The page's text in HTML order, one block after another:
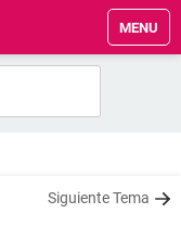
MENU
Siguiente Tema